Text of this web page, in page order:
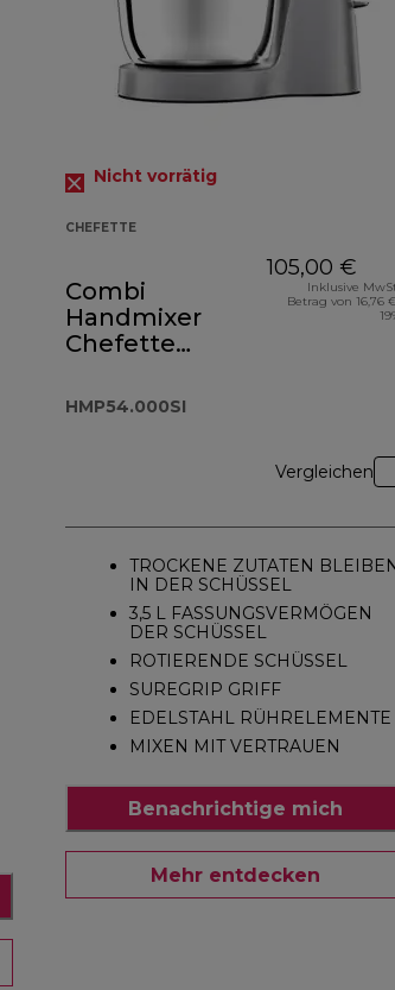
Nicht vorrätig
CHEFETTE
Combi
Handmixer
Chefette
HMP54.000SI
105,00 €
Inklusive
Betrag von 16,76
Vergleichen
TROCKENE ZUTATEN
IN DER SCHÜSSEL
3,5 L FASSUNGSVERMÖGEN
DER SCHÜSSEL
ROTIERENDE SCHÜSSEL
SUREGRIP GRIFF
EDELSTAHL RÜHRELEMENTE
MIXEN MIT VERTRAUEN
Benachrichtige mich
Mehr entdecken